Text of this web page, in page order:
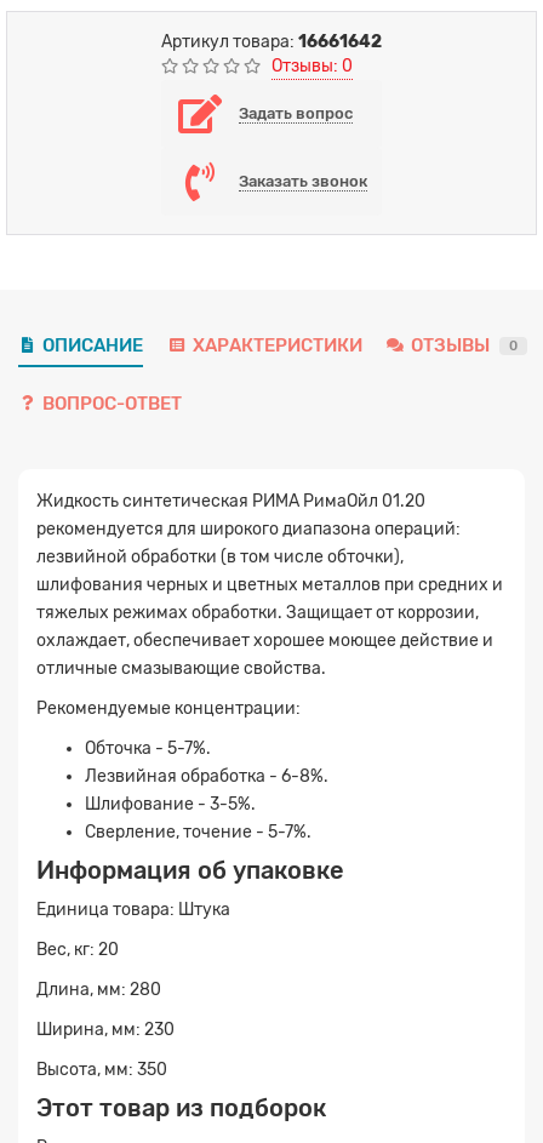
Артикул товара: 16661642
Отзывы: 0
Задать вопрос
Заказать звонок
ОПИСАНИЕ ХАРАКТЕРИСТИКИ ОТЗЫВЫ 0
ВОПРОС-ОТВЕТ
Жидкость синтетическая РИМА РимаОйл 01.20
рекомендуется для широкого диапазона операций:
лезвийной обработки (в том числе обточки),
шлифования черных и цветных металлов при средних и
тяжелых режимах обработки. Защищает от коррозии,
охлаждает, обеспечивает хорошее моющее действие и
отличные смазывающие свойства.
Рекомендуемые концентрации:
Обточка - 5-7%.
Лезвийная обработка - 6-8%.
Шлифование - 3-5%.
Сверление, точение - 5-7%.
Информация об упаковке
Единица товара: Штука
Вес, кг: 20
Длина, мм: 280
Ширина, мм: 230
Высота, мм: 350
Этот товар из подборок
Заявка на расчет